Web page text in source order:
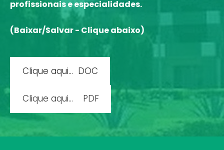
profissionais e especialidades.
(Baixar/Salvar - Clique abaixo)
​Clique aqui... DOC​
​Clique aqui... PDF​